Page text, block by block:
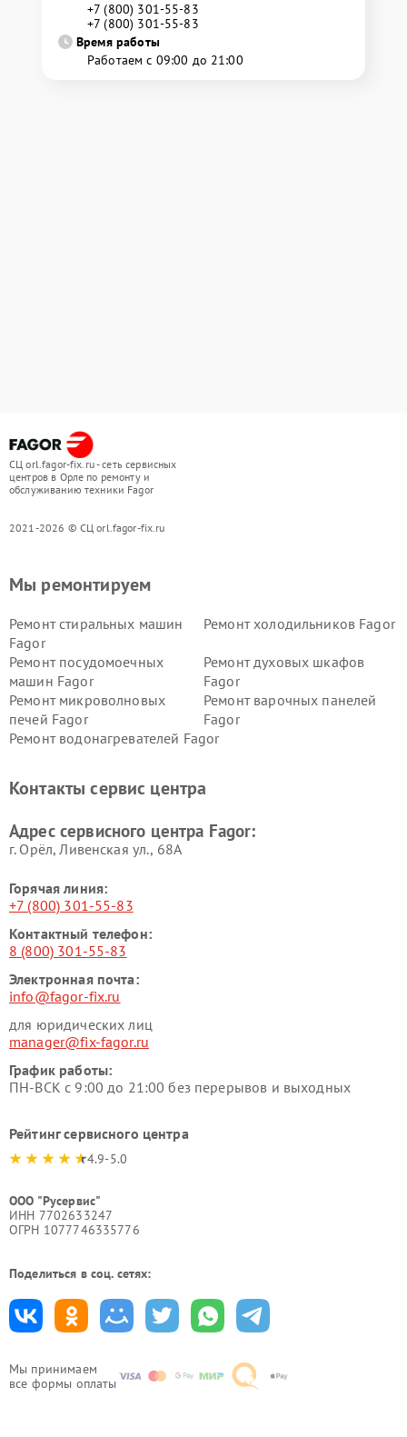
+7 (800) 301-55-83
+7 (800) 301-55-83
Время работы
Работаем с 09:00 до 21:00
СЦ orl.fagor-fix.ru - сеть сервисных
центров в Орле по ремонту и
обслуживанию техники Fagor
2021-2026 © СЦ orl.fagor-fix.ru
Мы принимаем
все формы оплаты
Мы ремонтируем
Ремонт стиральных машин
Fagor
Ремонт холодильников Fagor
Ремонт посудомоечных
машин Fagor
Ремонт духовых шкафов
Fagor
Ремонт микроволновых
печей Fagor
Ремонт варочных панелей
Fagor
Ремонт водонагревателей Fagor
Контакты сервис центра
Адрес сервисного центра Fagor:
г. Орёл, Ливенская ул., 68А
Горячая линия:
+7 (800) 301-55-83
Контактный телефон:
8 (800) 301-55-83
Электронная почта:
info@fagor-fix.ru
для юридических лиц
manager@fix-fagor.ru
График работы:
ПН-ВСК с 9:00 до 21:00 без перерывов и выходных
Рейтинг сервисного центра
4.9-5.0
ООО "Русервис"
ИНН 7702633247
ОГРН 1077746335776
Поделиться в соц. сетях: